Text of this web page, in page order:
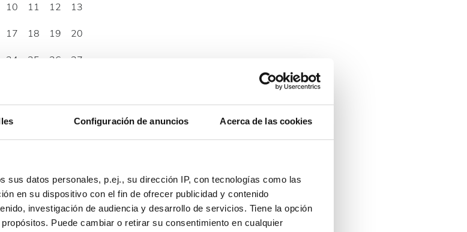
Configuración de anuncios Acerca de las cookies
sus datos personales, p.ej., su dirección IP, con tecnologías como las
en su dispositivo con el fin de ofrecer publicidad y contenido
investigación de audiencia y desarrollo de servicios. Tiene la opción
Puede cambiar o retirar su consentimiento en cualquier
10 11 12
13
17 18 19
20
24 25 26
27